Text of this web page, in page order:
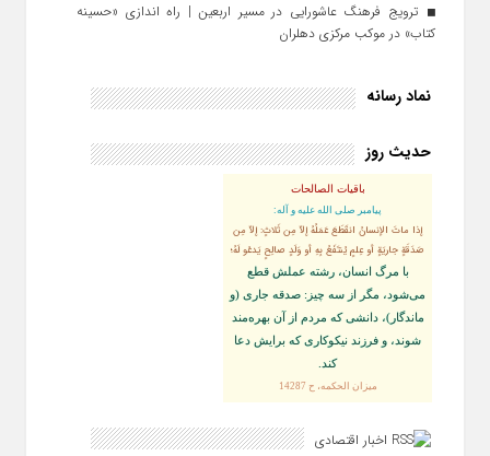
ترویج فرهنگ عاشورایی در مسیر اربعین | راه‌ اندازی «حسینه
کتاب» در موکب مرکزی دهلران
نماد رسانه
حدیث روز
باقیات الصالحات
پيامبر صلى‏ الله‏ عليه ‏و‏ آله:
إذا ماتَ الإنسانُ انقَطَعَ عَمَلُهُ إلاّ مِن ثَلاثٍ: إلاّ مِن
صَدَقَةٍ جاريَةٍ أو عِلمٍ يُنتَفَعُ بِهِ أو وَلَدٍ صالِحٍ يَدعُو لَهُ؛
با مرگ انسان، رشته عملش قطع
مى‌شود، مگر از سه چيز: صدقه جارى (و
ماندگار)، دانشى كه مردم از آن بهره‏‌مند
شوند، و فرزند نيكوكارى كه برايش دعا
كند.
ميزان الحكمه، ح 14287
اخبار اقتصادی